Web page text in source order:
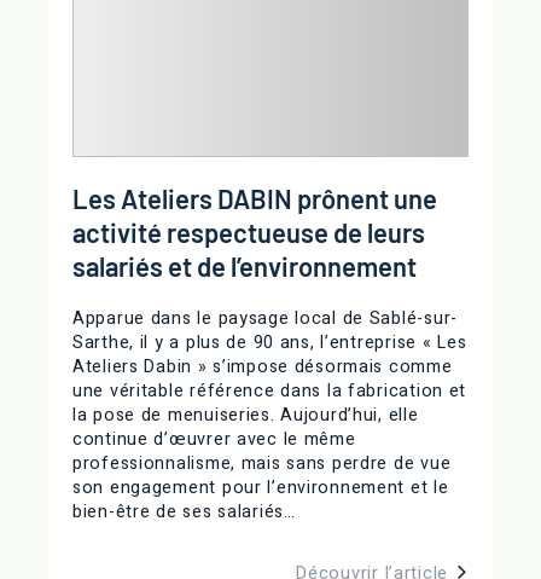
Les Ateliers DABIN prônent une
activité respectueuse de leurs
salariés et de l’environnement
Apparue dans le paysage local de Sablé-sur-
Sarthe, il y a plus de 90 ans, l’entreprise « Les
Ateliers Dabin » s’impose désormais comme
une véritable référence dans la fabrication et
la pose de menuiseries. Aujourd’hui, elle
continue d’œuvrer avec le même
professionnalisme, mais sans perdre de vue
son engagement pour l’environnement et le
bien-être de ses salariés…
Découvrir l’article